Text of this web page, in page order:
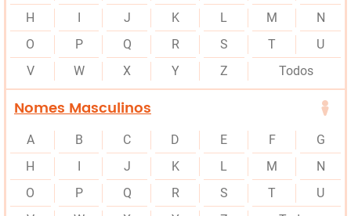
H
J K L M
N
O
P Q R S T
U
V
W X Y Z Todos
Nomes Masculinos
A B C D E F
G
H
J K L M
N
O
P Q R S T
U